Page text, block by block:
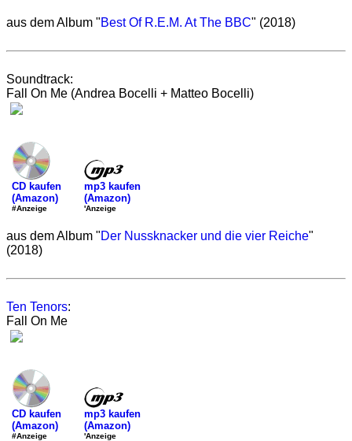
aus dem Album "Best Of R.E.M. At The BBC" (2018)
Soundtrack:
Fall On Me (Andrea Bocelli + Matteo Bocelli)
CD kaufen
(Amazon)
#Anzeige
mp3 kaufen
(Amazon)
'Anzeige
aus dem Album "Der Nussknacker und die vier Reiche"
(2018)
Ten Tenors:
Fall On Me
CD kaufen
(Amazon)
#Anzeige
mp3 kaufen
(Amazon)
'Anzeige